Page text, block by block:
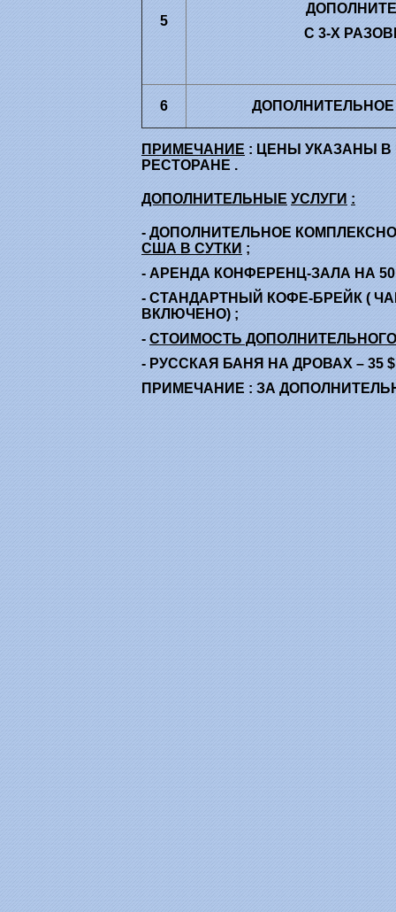
5
С 3-Х
6
ПРИМЕЧАНИЕ : ЦЕНЫ УКАЗАНЫ В
РЕСТОРАНЕ .
ДОПОЛНИТЕЛЬНЫЕ УСЛУГИ :
- ДОПОЛНИТЕЛЬНОЕ
США В СУТКИ ;
- АРЕНДА КОНФЕРЕНЦ-ЗАЛА НА
- СТАНДАРТНЫЙ КОФЕ-БРЕЙК (
ВКЛЮЧЕНО) ;
- СТОИМОСТЬ
- РУССКАЯ БАНЯ НА ДРОВАХ – 35
ПРИМЕЧАНИЕ : ЗА